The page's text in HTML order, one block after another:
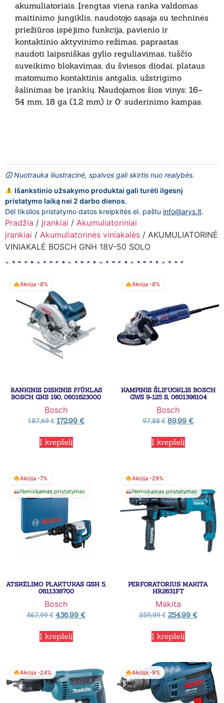
akumuliatoriais. Įrengtas viena ranka valdomas
maitinimo jungiklis, naudotojo sąsaja su techninės
priežiūros įspėjimo funkcija, pavienio ir
kontaktinio aktyvinimo režimas, paprastas
naudoti laipsniškas gylio reguliavimas, tuščio
suveikimo blokavimas, du šviesos diodai, plataus
matomumo kontaktinis antgalis, užstrigimo
šalinimas be įrankių. Naudojamos šios vinys: 16–
54 mm, 18 ga (1,2 mm) ir 0° suderinimo kampas.
🛈 Nuotrauka iliustracinė, spalvos gali skirtis nuo realybės.
Išankstinio užsakymo produktai gali turėti ilgesnį
pristatymo laiką nei 2 darbo dienos.
Dėl tikslios pristatymo datos kreipkitės el. paštu info@arys.lt.
Pradžia / Įrankiai / Akumuliatoriniai
įrankiai / Akumuliatorinės viniakalės / AKUMULIATORINĖ
VINIAKALĖ BOSCH GNH 18V-50 SOLO
Akcija -8%
RANKINIS DISKINIS PJŪKLAS
BOSCH GKS 190, 0601623000
Bosch
187,69€ 172,99 €
Į krepšelį
Akcija -8%
KAMPINIS ŠLIFUOKLIS BOSCH
GWS 9-125 S, 0601396104
Bosch
97,88€ 89,99 €
Į krepšelį
Akcija -7%
Nemokamas pristatymas
ATSKĖLIMO PLAKTUKAS GSH 5,
0611338700
Bosch
467,99€ 436,99 €
Į krepšelį
Akcija -29%
Nemokamas pristatymas
PERFORATORIUS MAKITA
HR2631FT
Makita
359,99€ 254,99 €
Į krepšelį
Akcija -24% Akcija -9%